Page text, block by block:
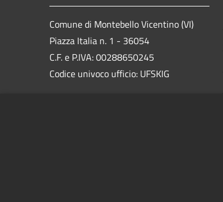
Comune di Montebello Vicentino (VI)
Piazza Italia n. 1 - 36054
C.F. e P.IVA: 00288650245
Codice univoco ufficio: UFSKIG